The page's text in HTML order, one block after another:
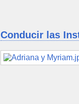
Conducir las